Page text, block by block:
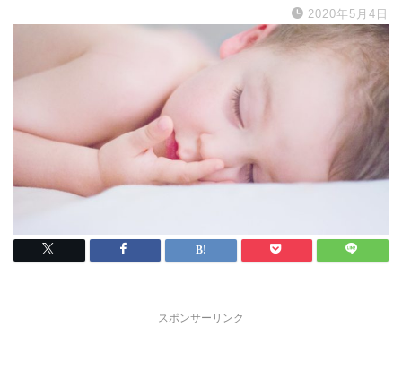
2020年5月4日
スポンサーリンク